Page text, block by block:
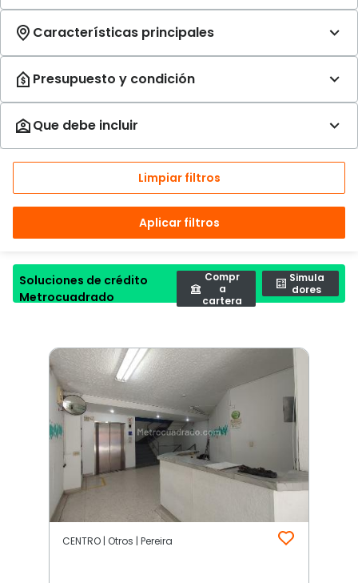
Limpiar filtros
Aplicar filtros
Soluciones de crédito
Metrocuadrado
Compr
a
cartera
Simula
dores
CENTRO | Otros | Pereira